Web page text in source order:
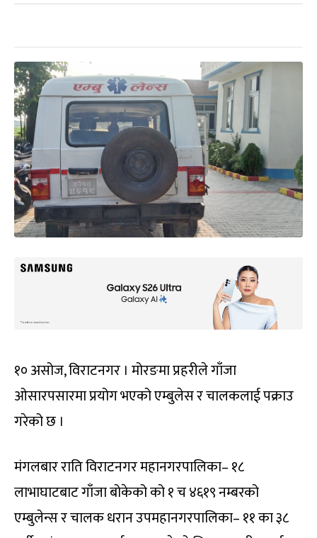
१० असोज, विराटनगर । मोरङमा प्रहरीले गाँजा
ओसारपसारमा प्रयोग भएको एम्बुलेस र चालकलाई पक्राउ
गरेको छ ।
म‌ंगलबार राति विराटनगर महानगरपालिका– १८
लाभाघाटबाट गाँजा बोकेको को १ च ४६१९ नम्बरको
एम्बुलेन्स र चालक धरान उपमहानगरपालिका– ११ का ३८